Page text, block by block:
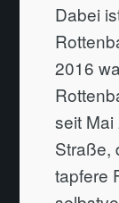
Dabei
2016
seit
Straße,
tapfere